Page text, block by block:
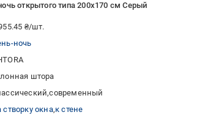
открытого типа 200х170 см Серый
₴/шт.
ночь
штора
современный
створку окна к стене